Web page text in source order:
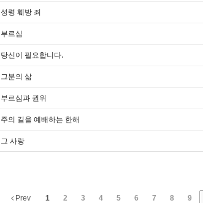
성령 훼방 죄
부르심
당신이 필요합니다.
그분의 삶
부르심과 권위
주의 길을 예배하는 한해
그 사랑
Prev 1 2 3 4 5 6 7 8 9